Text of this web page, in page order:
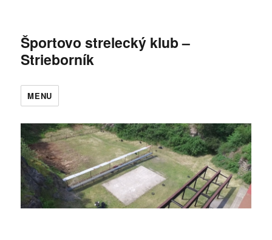
Športovo strelecký klub –
Strieborník
MENU